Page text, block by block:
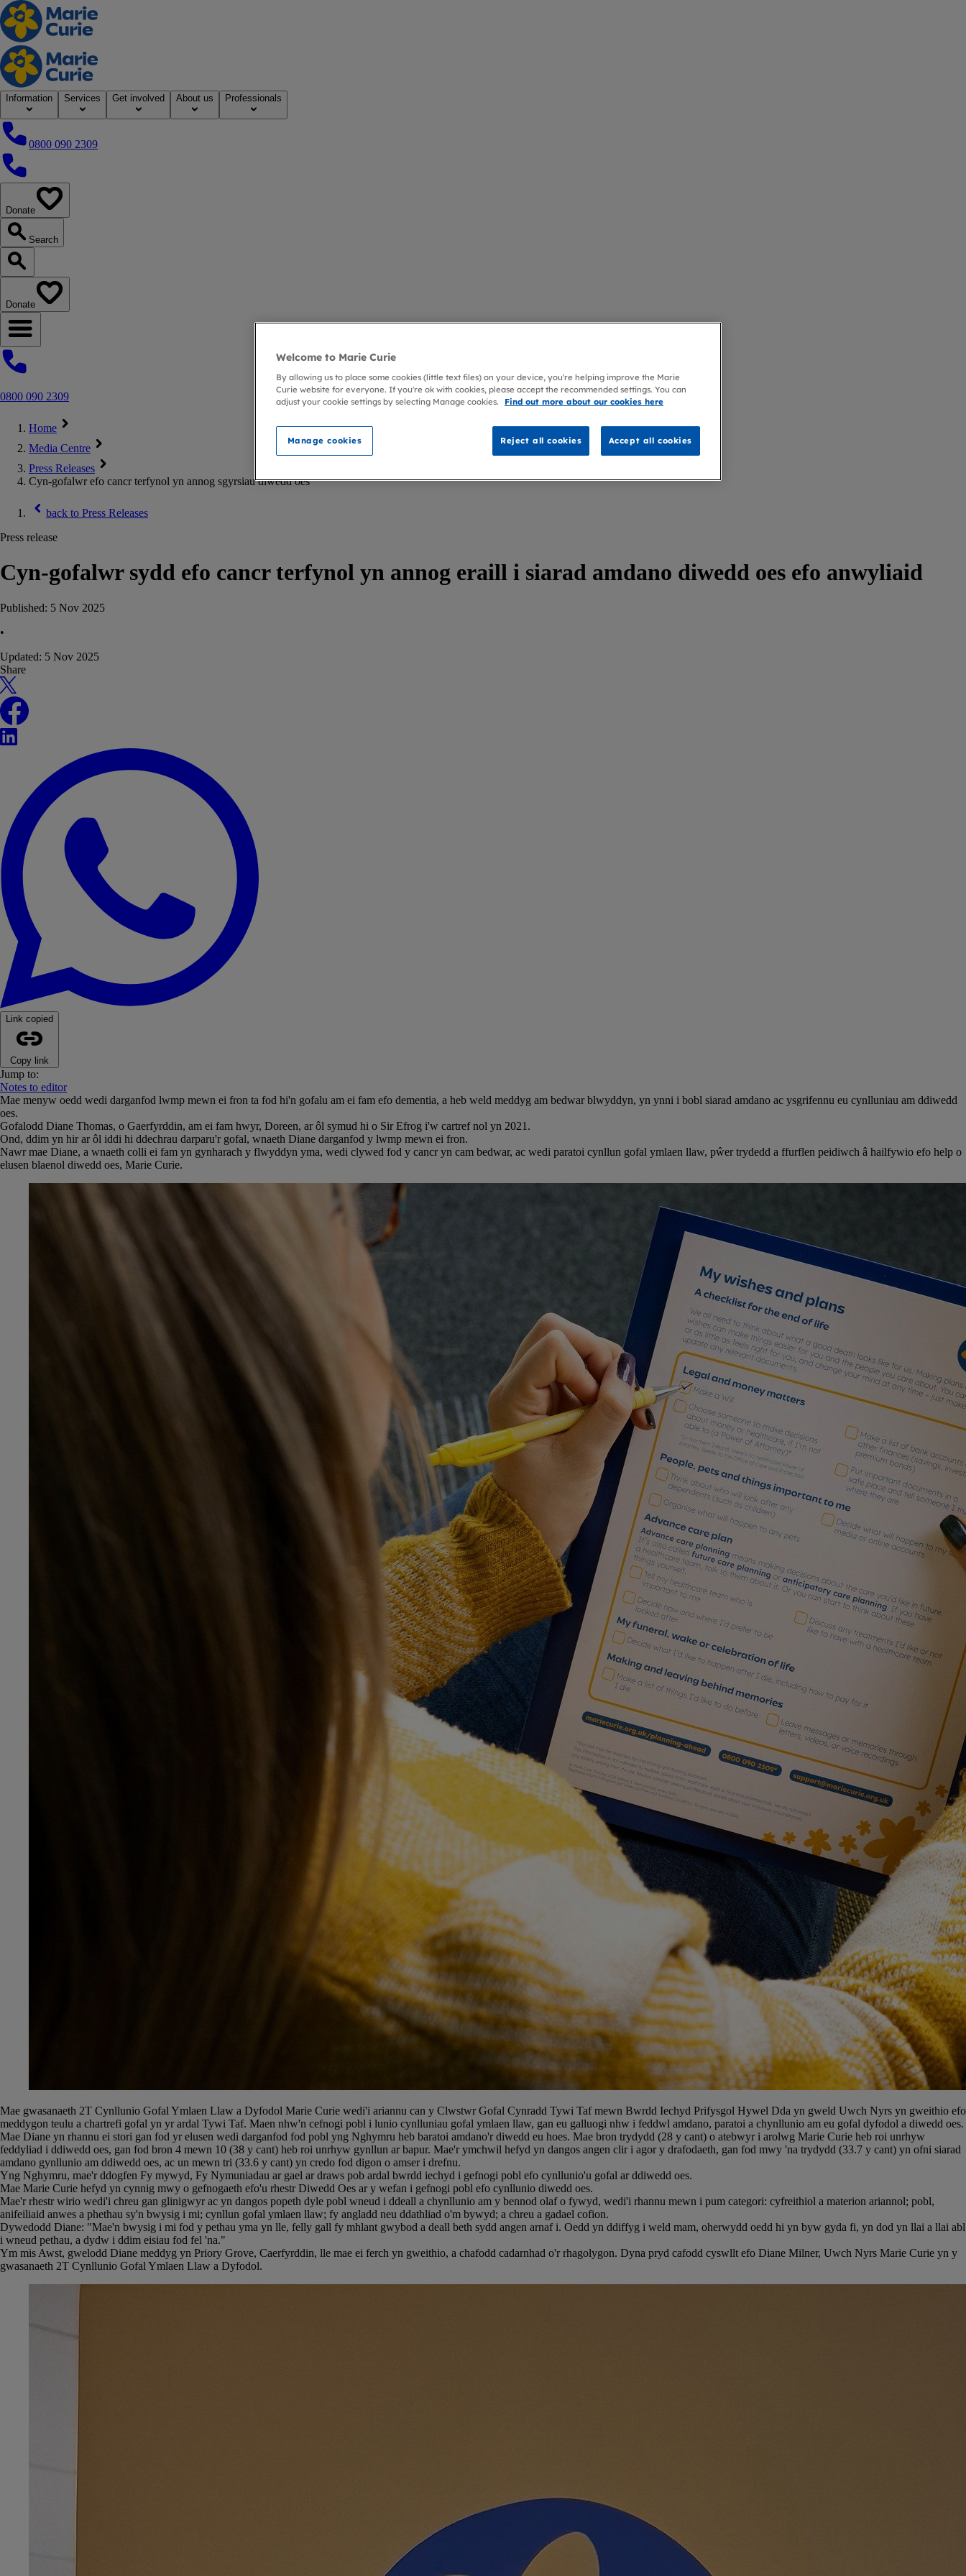
Home
Information Services Get involved About us Professionals
0800 090 2309
0800 090 2309
Donate
Search
Search our website
Donate
Open navigation menu
0800 090 2309
Home
Media Centre
Press Releases
Cyn-gofalwr efo cancr terfynol yn annog sgyrsiau diwedd oes
back to Press Releases
Press release
Cyn-gofalwr sydd efo cancr terfynol yn annog eraill i siarad amdano diwedd oes efo anwyliaid
Published: 5 Nov 2025
•
Updated: 5 Nov 2025
Share
X
Facebook
LinkedIn
Link copied
Copy link
Jump to:
Notes to editor
Mae menyw oedd wedi darganfod lwmp mewn ei fron ta fod hi'n gofalu am ei fam efo dementia, a heb weld meddyg am bedwar blwyddyn, yn ynni i bobl siarad amdano ac ysgrifennu eu cynlluniau am ddiwedd
oes.
Gofalodd Diane Thomas, o Gaerfyrddin, am ei fam hwyr, Doreen, ar ôl symud hi o Sir Efrog i'w cartref nol yn 2021.
Ond, ddim yn hir ar ôl iddi hi ddechrau darparu'r gofal, wnaeth Diane darganfod y lwmp mewn ei fron.
Nawr mae Diane, a wnaeth colli ei fam yn gynharach y flwyddyn yma, wedi clywed fod y cancr yn cam bedwar, ac wedi paratoi cynllun gofal ymlaen llaw, pŵer trydedd a ffurflen peidiwch â hailfywio efo help o
elusen blaenol diwedd oes, Marie Curie.
Mae gwasanaeth 2T Cynllunio Gofal Ymlaen Llaw a Dyfodol Marie Curie wedi'i ariannu can y Clwstwr Gofal Cynradd Tywi Taf mewn Bwrdd Iechyd Prifysgol Hywel Dda yn gweld Uwch Nyrs yn gweithio efo
meddygon teulu a chartrefi gofal yn yr ardal Tywi Taf. Maen nhw'n cefnogi pobl i lunio cynlluniau gofal ymlaen llaw, gan eu galluogi nhw i feddwl amdano, paratoi a chynllunio am eu gofal dyfodol a diwedd oes.
Mae Diane yn rhannu ei stori gan fod yr elusen wedi darganfod fod pobl yng Nghymru heb baratoi amdano'r diwedd eu hoes. Mae bron trydydd (28 y cant) o atebwyr i arolwg Marie Curie heb roi unrhyw
feddyliad i ddiwedd oes, gan fod bron 4 mewn 10 (38 y cant) heb roi unrhyw gynllun ar bapur. Mae'r ymchwil hefyd yn dangos angen clir i agor y drafodaeth, gan fod mwy 'na trydydd (33.7 y cant) yn ofni siarad
amdano gynllunio am ddiwedd oes, ac un mewn tri (33.6 y cant) yn credo fod digon o amser i drefnu.
Yng Nghymru, mae'r ddogfen Fy mywyd, Fy Nymuniadau ar gael ar draws pob ardal bwrdd iechyd i gefnogi pobl efo cynllunio'u gofal ar ddiwedd oes.
Mae Marie Curie hefyd yn cynnig mwy o gefnogaeth efo'u rhestr Diwedd Oes ar y wefan i gefnogi pobl efo cynllunio diwedd oes.
Mae'r rhestr wirio wedi'i chreu gan glinigwyr ac yn dangos popeth dyle pobl wneud i ddeall a chynllunio am y bennod olaf o fywyd, wedi'i rhannu mewn i pum categori: cyfreithiol a materion ariannol; pobl,
anifeiliaid anwes a phethau sy'n bwysig i mi; cynllun gofal ymlaen llaw; fy angladd neu ddathliad o'm bywyd; a chreu a gadael cofion.
Dywedodd Diane: "Mae'n bwysig i mi fod y pethau yma yn lle, felly gall fy mhlant gwybod a deall beth sydd angen arnaf i. Oedd yn ddiffyg i weld mam, oherwydd oedd hi yn byw gyda fi, yn dod yn llai a llai abl
i wneud pethau, a dydw i ddim eisiau fod fel 'na."
Ym mis Awst, gwelodd Diane meddyg yn Priory Grove, Caerfyrddin, lle mae ei ferch yn gweithio, a chafodd cadarnhad o'r rhagolygon. Dyna pryd cafodd cyswllt efo Diane Milner, Uwch Nyrs Marie Curie yn y
gwasanaeth 2T Cynllunio Gofal Ymlaen Llaw a Dyfodol.
Welcome to Marie Curie
By allowing us to place some cookies (little text files) on your device, you're helping improve the Marie
Curie website for everyone. If you're ok with cookies, please accept the recommended settings. You can
adjust your cookie settings by selecting Manage cookies.
Find out more about our cookies here
Manage cookies Reject all cookies Accept all cookies